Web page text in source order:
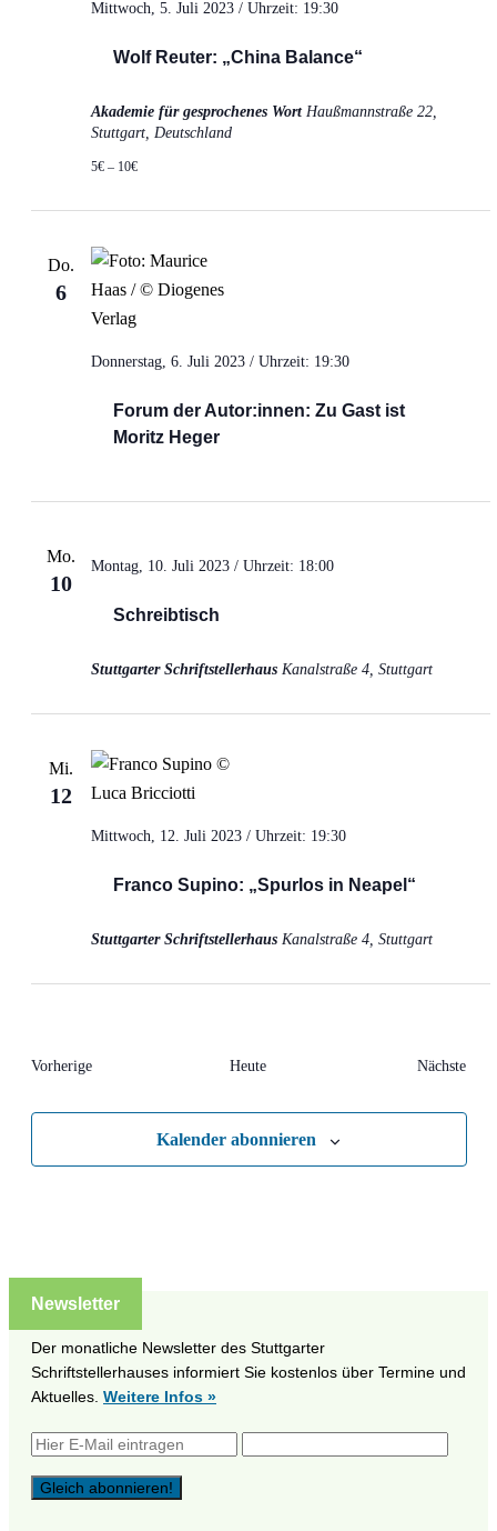
Wolf Reuter: „China Balance“
Mittwoch, 5. Juli 2023 / Uhrzeit: 19:30
Akademie für gesprochenes Wort Haußmannstraße 22,
Stuttgart, Deutschland
5€ – 10€
Do.
6
Forum der Autor:innen: Zu Gast ist
Moritz Heger
Donnerstag, 6. Juli 2023 / Uhrzeit: 19:30
Mo.
10
Schreibtisch
Montag, 10. Juli 2023 / Uhrzeit: 18:00
Stuttgarter Schriftstellerhaus Kanalstraße 4, Stuttgart
Mi.
12
Franco Supino: „Spurlos in Neapel“
Mittwoch, 12. Juli 2023 / Uhrzeit: 19:30
Stuttgarter Schriftstellerhaus Kanalstraße 4, Stuttgart
VorherigeVeranstaltungen Heute Nächste
Kalender abonnieren
Newsletter
Der monatliche Newsletter des Stuttgarter
Schriftstellerhauses informiert Sie kostenlos über Termine und
Aktuelles. Weitere Infos »